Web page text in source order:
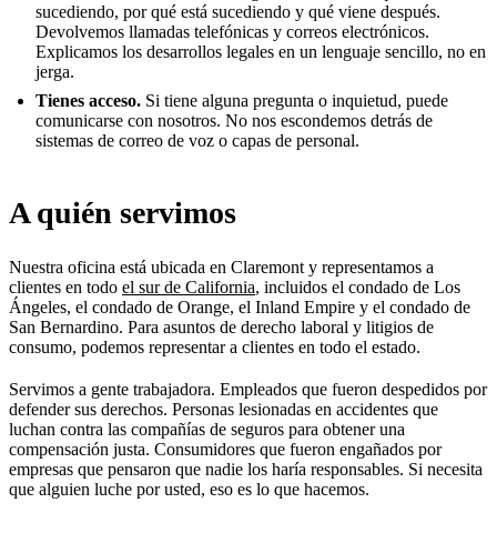
sucediendo, por qué está sucediendo y qué viene después.
Devolvemos llamadas telefónicas y correos electrónicos.
Explicamos los desarrollos legales en un lenguaje sencillo, no en
jerga.
Tienes acceso. Si tiene alguna pregunta o inquietud, puede
comunicarse con nosotros. No nos escondemos detrás de
sistemas de correo de voz o capas de personal.
A quién servimos
Nuestra oficina está ubicada en Claremont y representamos a
clientes en todo el sur de California, incluidos el condado de Los
Ángeles, el condado de Orange, el Inland Empire y el condado de
San Bernardino. Para asuntos de derecho laboral y litigios de
consumo, podemos representar a clientes en todo el estado.
Servimos a gente trabajadora. Empleados que fueron despedidos por
defender sus derechos. Personas lesionadas en accidentes que
luchan contra las compañías de seguros para obtener una
compensación justa. Consumidores que fueron engañados por
empresas que pensaron que nadie los haría responsables. Si necesita
que alguien luche por usted, eso es lo que hacemos.